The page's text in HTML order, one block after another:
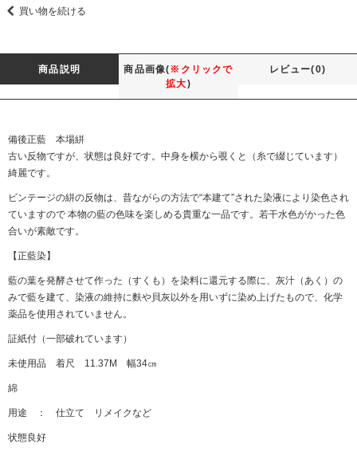
買い物を続ける
商品説明 商品画像(※クリックで
拡大)
レビュー(0)
備後正藍 本場絣
古い反物ですが、状態は良好です。中身を横から覗くと（糸で綴じています）
綺麗です。
ビンテージの絣の反物は、昔ながらの方法で“本建て”された染液により染色され
ていますので 本物の藍の色味を楽しめる貴重な一品です。若干水色がかった色
合いが素敵です。
【正藍染】
藍の葉を発酵させて作った（すくも）を染料に還元する際に、灰汁（あく）の
みで藍を建て、染液の維持に麩や貝灰以外を用いずに染め上げたもので、化学
薬品を使用されていません。
証紙付（一部破れています）
未使用品 着尺 11.37M 幅34㎝
綿
用途 ： 仕立て リメイクなど
状態良好